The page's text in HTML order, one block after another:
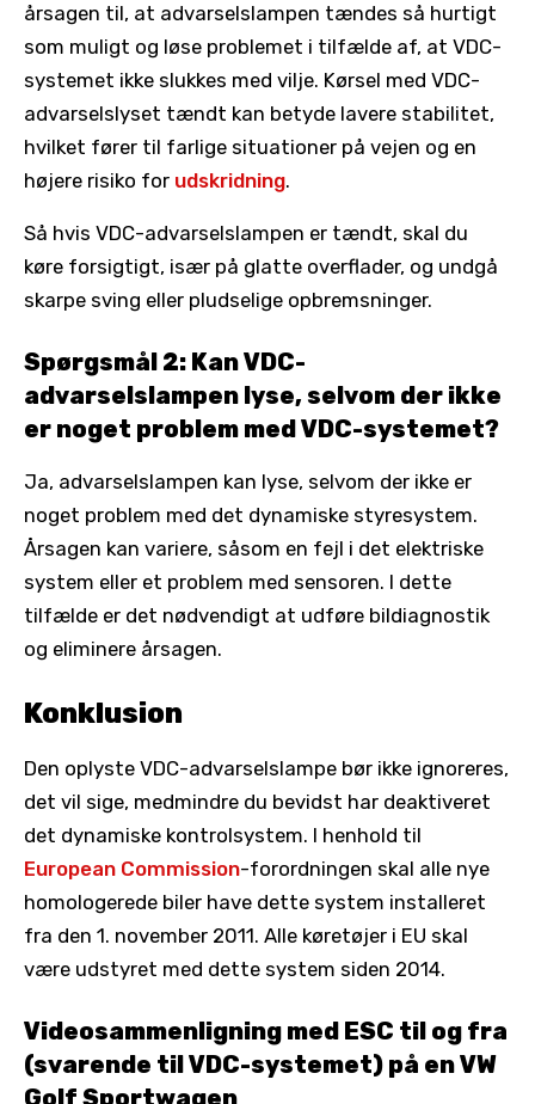
årsagen til, at advarselslampen tændes så hurtigt
som muligt og løse problemet i tilfælde af, at VDC-
systemet ikke slukkes med vilje. Kørsel med VDC-
advarselslyset tændt kan betyde lavere stabilitet,
hvilket fører til farlige situationer på vejen og en
højere risiko for udskridning.
Så hvis VDC-advarselslampen er tændt, skal du
køre forsigtigt, især på glatte overflader, og undgå
skarpe sving eller pludselige opbremsninger.
Spørgsmål 2: Kan VDC-
advarselslampen lyse, selvom der ikke
er noget problem med VDC-systemet?
Ja, advarselslampen kan lyse, selvom der ikke er
noget problem med det dynamiske styresystem.
Årsagen kan variere, såsom en fejl i det elektriske
system eller et problem med sensoren. I dette
tilfælde er det nødvendigt at udføre bildiagnostik
og eliminere årsagen.
Konklusion
Den oplyste VDC-advarselslampe bør ikke ignoreres,
det vil sige, medmindre du bevidst har deaktiveret
det dynamiske kontrolsystem. I henhold til
European Commission-forordningen skal alle nye
homologerede biler have dette system installeret
fra den 1. november 2011. Alle køretøjer i EU skal
være udstyret med dette system siden 2014.
Videosammenligning med ESC til og fra
(svarende til VDC-systemet) på en VW